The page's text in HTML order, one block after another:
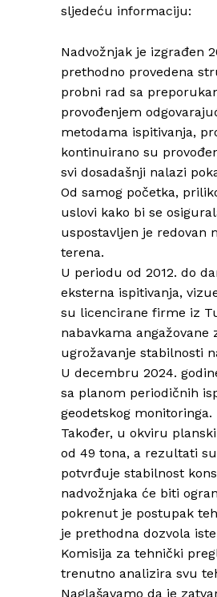
sljedeću informaciju:
Nadvožnjak je izgrađen
prethodno provedena
probni rad sa
provođenjem
metodama ispitivanja,
kontinuirano su
svi dosadašnji nalazi
Od samog početka,
uslovi kako bi se
uspostavljen je redovan
terena.
U periodu od 2012. do
eksterna ispitivanja,
su licencirane firme iz
nabavkama
ugrožavanje stabilnosti
U decembru 2024.
sa planom periodičnih
geodetskog
Također, u okviru
od 49 tona, a rezultati
potvrđuje stabilnost
nadvožnjaka će biti
pokrenut je postupak
je prethodna dozvola
Komisija za tehnički
trenutno analizira svu
Naglašavamo da je